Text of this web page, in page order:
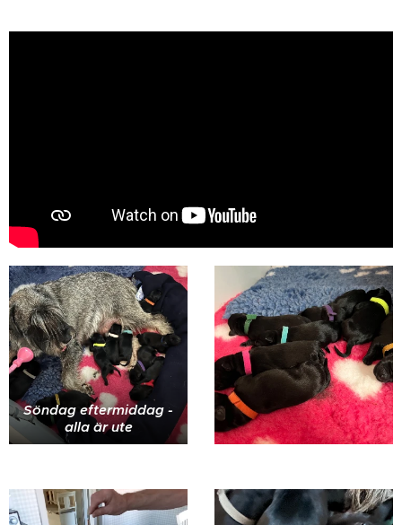
Söndag eftermiddag -
alla är ute